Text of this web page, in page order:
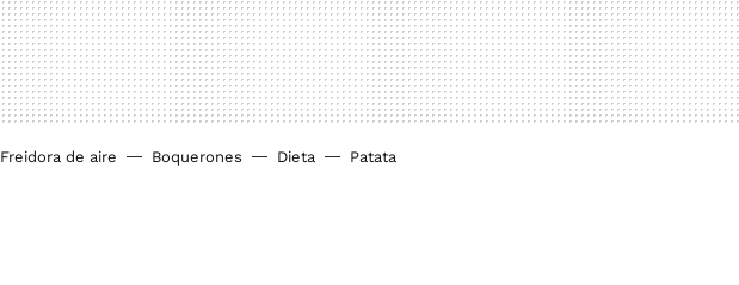
Freidora de aire Boquerones Dieta Patata